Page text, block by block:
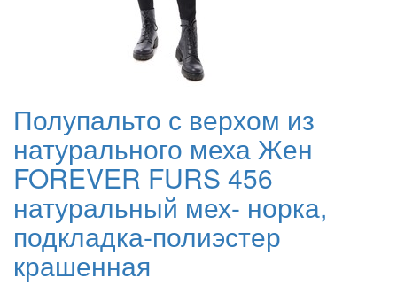
Полупальто с верхом из
натурального меха Жен
FOREVER FURS 456
натуральный мех- норка,
подкладка-полиэстер
крашенная